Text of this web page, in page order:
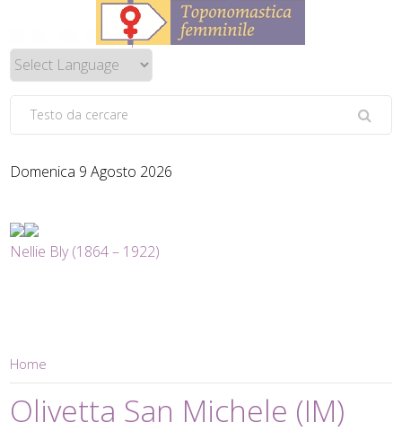
Domenica 9 Agosto 2026
Nellie Bly (1864 – 1922)
Home
Olivetta San Michele (IM)